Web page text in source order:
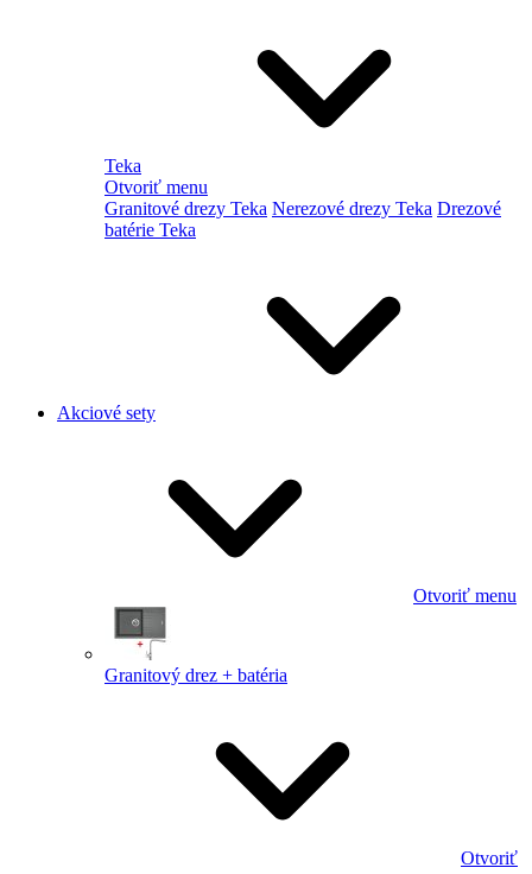
Teka
Otvoriť menu
Granitové drezy Teka Nerezové drezy Teka Drezové
batérie Teka
Akciové sety
Otvoriť menu
Granitový drez + batéria
Otvoriť